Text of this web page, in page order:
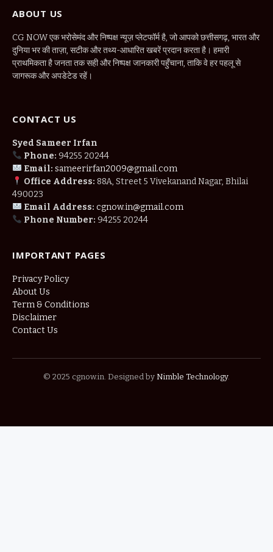
ABOUT US
CG NOW एक भरोसेमंद और निष्पक्ष न्यूज़ प्लेटफॉर्म है, जो आपको छत्तीसगढ़, भारत और
दुनिया भर की ताज़ा, सटीक और तथ्य-आधारित खबरें प्रदान करता है। हमारी
प्राथमिकता है जनता तक सही और निष्पक्ष जानकारी पहुँचाना, ताकि वे हर पहलू से
जागरूक और अपडेटेड रहें।
CONTACT US
Syed Sameer Irfan
Phone: 94255 20244
Email: sameerirfan2009@gmail.com
Office Address: 88A, Street 5 Vivekanand Nagar, Bhilai
490023
Email Address: cgnow.in@gmail.com
Phone Number: 94255 20244
IMPORTANT PAGES
Privacy Policy
About Us
Term & Conditions
Disclaimer
Contact Us
© 2025 cgnow.in. Designed by Nimble Technology.